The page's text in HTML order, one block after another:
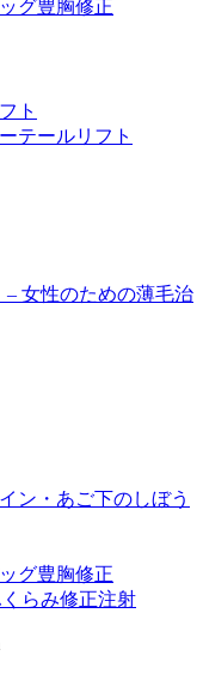
グ豊胸修正
ト
テールリフト
– 女性のための薄毛治
ン・あご下のしぼう
グ豊胸修正
らみ修正注射